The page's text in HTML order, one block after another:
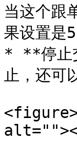
当这个跟
果设置是
* **停止
止，还可